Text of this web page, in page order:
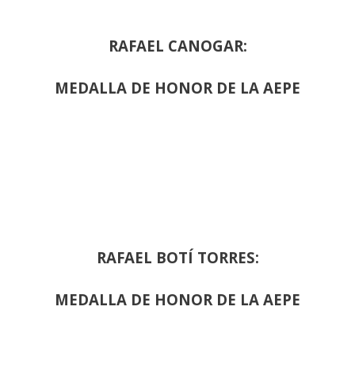
RAFAEL CANOGAR:
MEDALLA DE HONOR DE LA AEPE
RAFAEL BOTÍ TORRES:
MEDALLA DE HONOR DE LA AEPE